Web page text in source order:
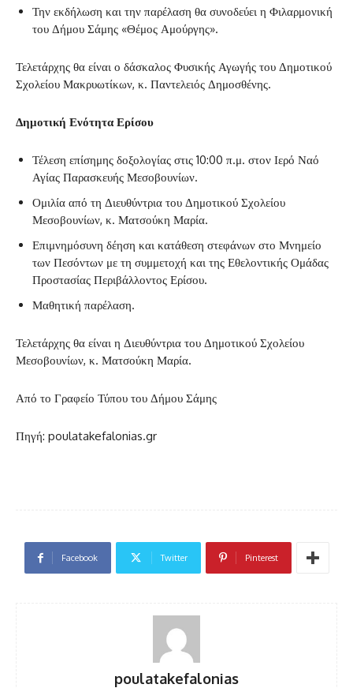
Την εκδήλωση και την παρέλαση θα συνοδεύει η Φιλαρμονική
του Δήμου Σάμης «Θέμος Αμούργης».
Τελετάρχης θα είναι ο δάσκαλος Φυσικής Αγωγής του Δημοτικού
Σχολείου Μακρυωτίκων, κ. Παντελειός Δημοσθένης.
Δημοτική Ενότητα Ερίσου
Τέλεση επίσημης δοξολογίας στις 10:00 π.μ. στον Ιερό Ναό
Αγίας Παρασκευής Μεσοβουνίων.
Ομιλία από τη Διευθύντρια του Δημοτικού Σχολείου
Μεσοβουνίων, κ. Ματσούκη Μαρία.
Επιμνημόσυνη δέηση και κατάθεση στεφάνων στο Μνημείο
των Πεσόντων με τη συμμετοχή και της Εθελοντικής Ομάδας
Προστασίας Περιβάλλοντος Ερίσου.
Μαθητική παρέλαση.
Τελετάρχης θα είναι η Διευθύντρια του Δημοτικού Σχολείου
Μεσοβουνίων, κ. Ματσούκη Μαρία.
Από το Γραφείο Τύπου του Δήμου Σάμης
Πηγή: poulatakefalonias.gr
Facebook Twitter Pinterest
poulatakefalonias